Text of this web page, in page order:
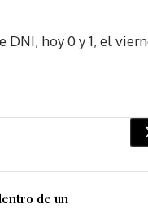
DNI, hoy 0 y 1, el
de un